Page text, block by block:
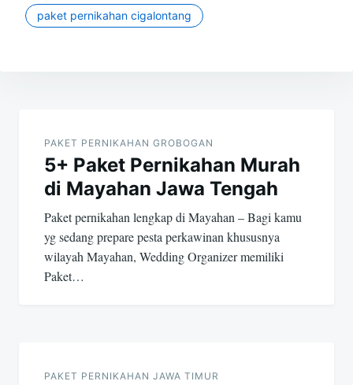
paket pernikahan cigalontang
navigation
PAKET PERNIKAHAN GROBOGAN
5+ Paket Pernikahan Murah
di Mayahan Jawa Tengah
Paket pernikahan lengkap di Mayahan – Bagi kamu
yg sedang prepare pesta perkawinan khususnya
wilayah Mayahan, Wedding Organizer memiliki
Paket…
PAKET PERNIKAHAN JAWA TIMUR